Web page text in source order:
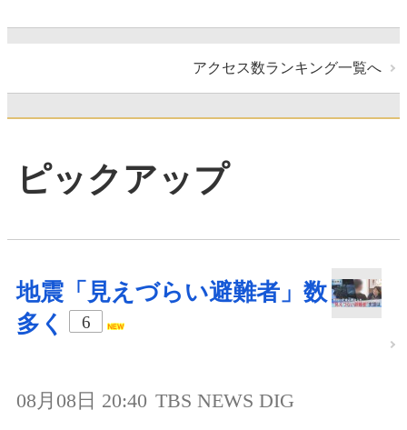
アクセス数ランキング一覧へ
ピックアップ
地震「見えづらい避難者」数
多く
6
08月08日 20:40 TBS NEWS DIG